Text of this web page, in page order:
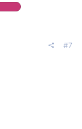
#7